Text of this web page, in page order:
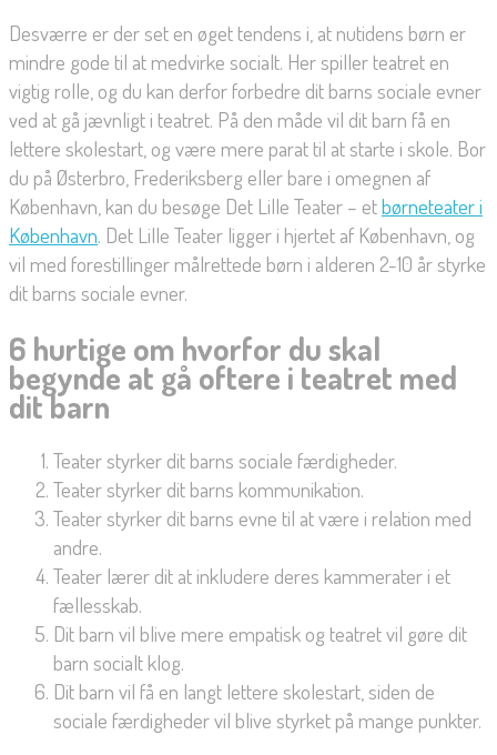
Desværre er der set en øget tendens i, at nutidens børn er
mindre gode til at medvirke socialt. Her spiller teatret en
vigtig rolle, og du kan derfor forbedre dit barns sociale evner
ved at gå jævnligt i teatret. På den måde vil dit barn få en
lettere skolestart, og være mere parat til at starte i skole. Bor
du på Østerbro, Frederiksberg eller bare i omegnen af
København, kan du besøge Det Lille Teater – etbørneteater i
København. Det Lille Teater ligger i hjertet af København, og
vil med forestillinger målrettede børn i alderen 2-10 år styrke
dit barns sociale evner.
6 hurtige om hvorfor du skal
begynde at gå oftere i teatret med
dit barn
Teater styrker dit barns sociale færdigheder.
Teater styrker dit barns kommunikation.
Teater styrker dit barns evne til at være i relation med
andre.
Teater lærer dit at inkludere deres kammerater i et
fællesskab.
Dit barn vil blive mere empatisk og teatret vil gøre dit
barn socialt klog.
Dit barn vil få en langt lettere skolestart, siden de
sociale færdigheder vil blive styrket på mange punkter.